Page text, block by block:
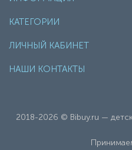
КАТЕГОРИИ
ЛИЧНЫЙ КАБИНЕТ
НАШИ КОНТАКТЫ
2018-2026 © Bibuy.ru —